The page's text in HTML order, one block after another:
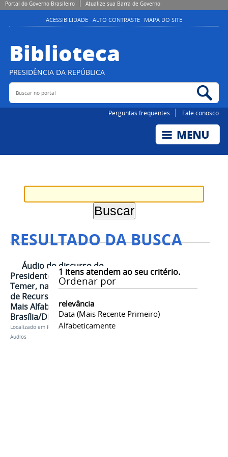
Portal do Governo Brasileiro Atualize sua Barra de Governo
ACESSIBILIDADE ALTO CONTRASTE MAPA DO SITE
Biblioteca
PRESIDÊNCIA DA REPÚBLICA
Buscar no portal
Perguntas frequentes Fale conosco
RESULTADO DA BUSCA
1 itens atendem ao seu critério.
Ordenar por
relevância
Data (mais Recente Primeiro)
Alfabeticamente
Áudio do discurso do
Presidente da República, Michel
Temer, na Cerimônia de Liberação
de Recursos para o Programa
Mais Alfabetização - (06min40s) -
Brasília/DF
Localizado em Presidência /…/Michel Temer
Áudios